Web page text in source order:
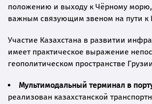
положению и выходу к Чёрному морю,
важным связующим звеном на пути к
Участие Казахстана в развитии
имеет практическое выражение
геополитическом пространстве
Мультимодальный терминал в
реализован казахстанской